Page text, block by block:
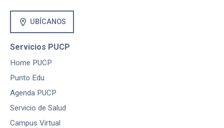
location_on UBÍCANOS
Servicios PUCP
Home PUCP
Punto Edu
Agenda PUCP
Servicio de Salud
Campus Virtual